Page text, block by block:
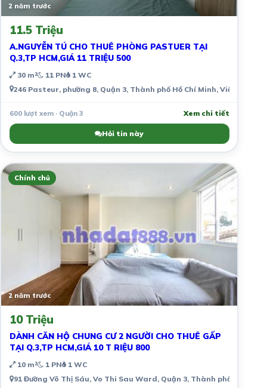
2 năm trước
11.5 Triệu
A.NGUYỄN TÚ CHO THUÊ PHÒNG PASTUER TẠI
Q.3,TP HCM,GIÁ 11 TRIỆU 500
30 m² 11 PN 1 WC
246 Pasteur, phường 8, Quận 3, Thành phố Hồ Chí Minh, Việt Nam
600 lượt xem · Quận 3 Xem chi tiết
Hỏi tin này
Chính chủ
2 năm trước
10 Triệu
DÀNH CĂN HỘ CHUNG CƯ 2 NGƯỜI CHO THUÊ GẤP
TẠI Q.3,TP HCM,GIÁ 10 T RIỆU 800
10 m² 1 PN 1 WC
91 Đường Võ Thị Sáu, Vo Thi Sau Ward, Quận 3, Thành phố Hồ Chí